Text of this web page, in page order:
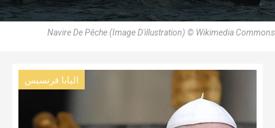
Navire De Pêche (Image D'illustration) © Wikimedia Commons
البابا فرنسيس